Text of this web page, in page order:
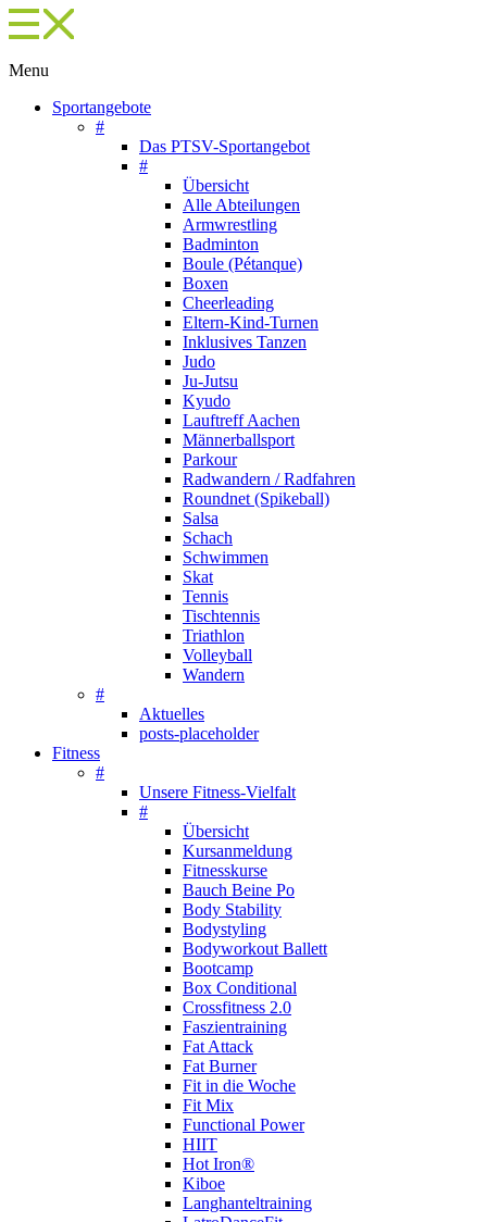
Menu
Sportangebote
#
Das PTSV-Sportangebot
#
Übersicht
Alle Abteilungen
Armwrestling
Badminton
Boule (Pétanque)
Boxen
Cheerleading
Eltern-Kind-Turnen
Inklusives Tanzen
Judo
Ju-Jutsu
Kyudo
Lauftreff Aachen
Männerballsport
Parkour
Radwandern / Radfahren
Roundnet (Spikeball)
Salsa
Schach
Schwimmen
Skat
Tennis
Tischtennis
Triathlon
Volleyball
Wandern
#
Aktuelles
posts-placeholder
Fitness
#
Unsere Fitness-Vielfalt
#
Übersicht
Kursanmeldung
Fitnesskurse
Bauch Beine Po
Body Stability
Bodystyling
Bodyworkout Ballett
Bootcamp
Box Conditional
Crossfitness 2.0
Faszientraining
Fat Attack
Fat Burner
Fit in die Woche
Fit Mix
Functional Power
HIIT
Hot Iron®
Kiboe
Langhanteltraining